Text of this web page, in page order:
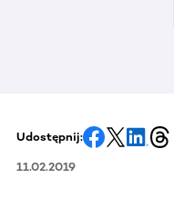
Udostępnij:
11.02.2019